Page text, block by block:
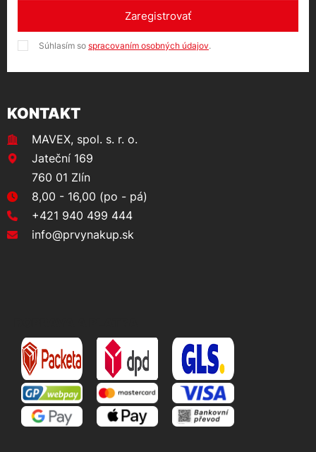
Zaregistrovať
Súhlasím so spracovaním osobných údajov.
KONTAKT
MAVEX, spol. s. r. o.
Jateční 169
760 01 Zlín
8,00 - 16,00 (po - pá)
+421 940 499 444
info@prvynakup.sk